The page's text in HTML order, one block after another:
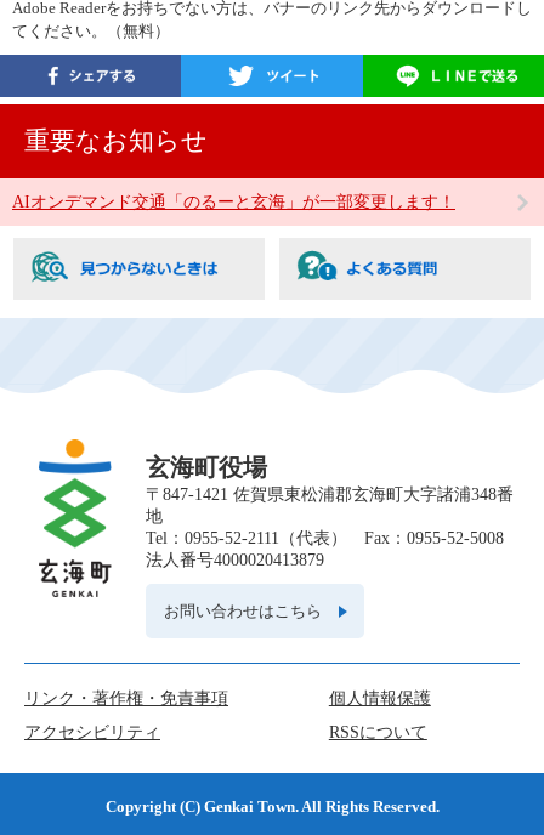
Adobe Readerをお持ちでない方は、バナーのリンク先からダウンロードし
てください。（無料）
重要なお知らせ
AIオンデマンド交通「のるーと玄海」が一部変更します！
玄海町役場
〒847-1421 佐賀県東松浦郡玄海町大字諸浦348番
地
Tel：0955-52-2111（代表） Fax：0955-52-5008
法人番号4000020413879
お問い合わせはこちら
リンク・著作権・免責事項
個人情報保護
アクセシビリティ
RSSについて
Copyright (C) Genkai Town. All Rights Reserved.